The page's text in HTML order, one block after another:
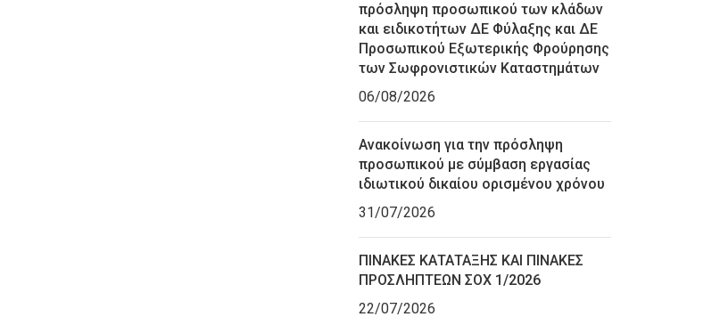
πρόσληψη προσωπικού των κλάδων
και ειδικοτήτων ΔΕ Φύλαξης και ΔΕ
Προσωπικού Εξωτερικής Φρούρησης
των Σωφρονιστικών Καταστημάτων
06/08/2026
Ανακοίνωση για την πρόσληψη
προσωπικού με σύμβαση εργασίας
ιδιωτικού δικαίου ορισμένου χρόνου
31/07/2026
ΠΙΝΑΚΕΣ ΚΑΤΑΤΑΞΗΣ ΚΑΙ ΠΙΝΑΚΕΣ
ΠΡΟΣΛΗΠΤΕΩΝ ΣΟΧ 1/2026
22/07/2026